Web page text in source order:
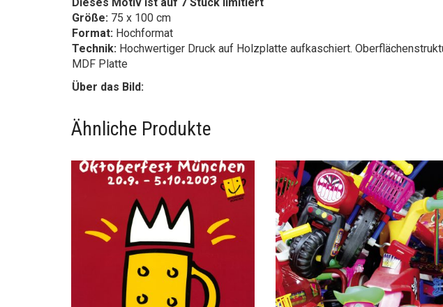
Format:Hochformat
Technik:Hochwertiger Druck auf Holzplatte aufkaschiert.
MDF Platte
Über das Bild: